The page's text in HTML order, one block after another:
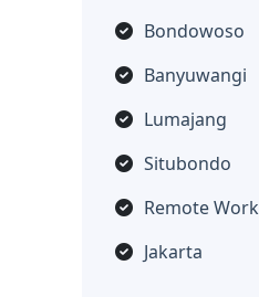
Bondowoso
Banyuwangi
Lumajang
Situbondo
Remote Work
Jakarta